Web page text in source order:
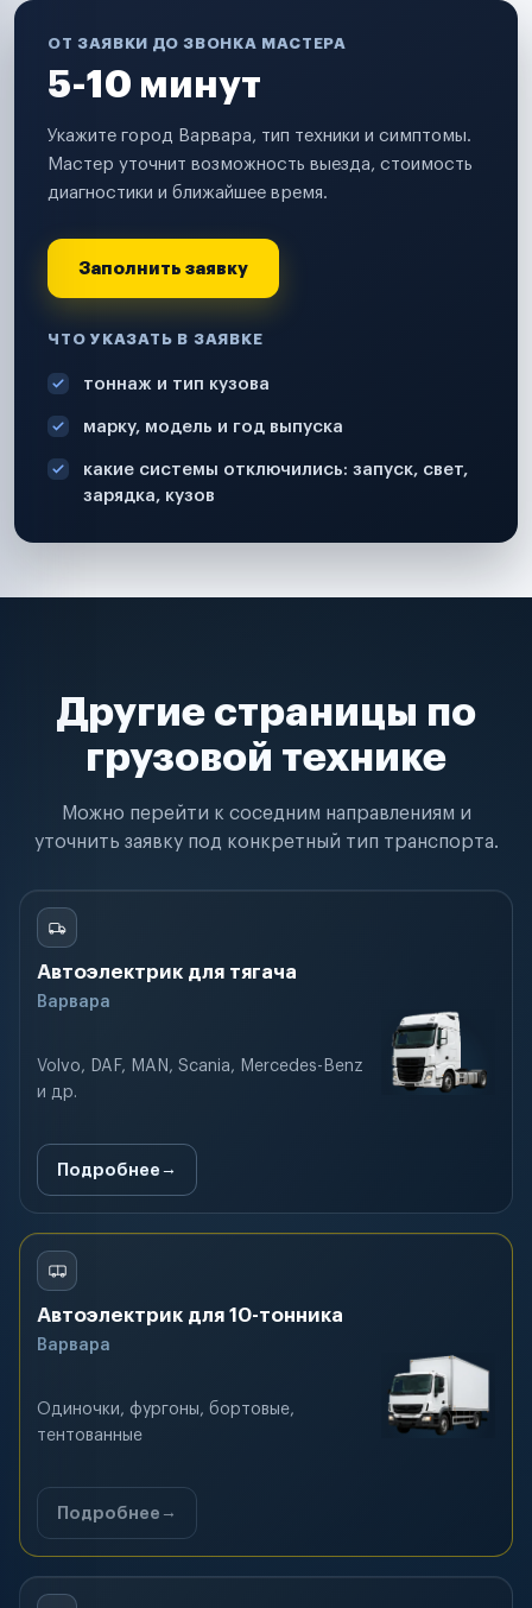
ОТ ЗАЯВКИ ДО ЗВОНКА МАСТЕРА
5-10 минут
Укажите город Варвара, тип техники и симптомы.
Мастер уточнит возможность выезда, стоимость
диагностики и ближайшее время.
Заполнить заявку
ЧТО УКАЗАТЬ В ЗАЯВКЕ
тоннаж и тип кузова
марку, модель и год выпуска
какие системы отключились: запуск, свет,
зарядка, кузов
Другие страницы по
грузовой технике
Можно перейти к соседним направлениям и
уточнить заявку под конкретный тип транспорта.
Автоэлектрик для тягача
Варвара
Volvo, DAF, MAN, Scania, Mercedes-Benz
и др.
Подробнее
Автоэлектрик для 10-тонника
Варвара
Одиночки, фургоны, бортовые,
тентованные
Подробнее